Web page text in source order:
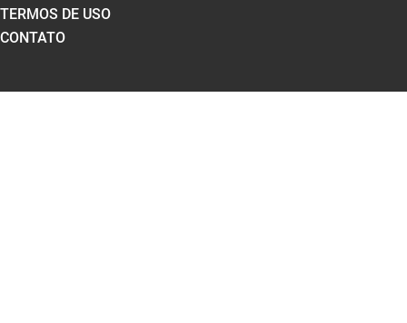
TERMOS DE USO
CONTATO